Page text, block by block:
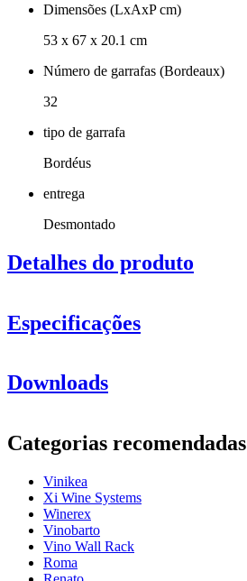
Dimensões (LxAxP cm)
53 x 67 x 20.1 cm
Número de garrafas (Bordeaux)
32
tipo de garrafa
Bordéus
entrega
Desmontado
Detalhes do produto
Especificações
Número do produto
entregaDesmontado
acabamento
ModularNão
Garrafas
Número de garrafas (Bordeaux)
Downloads
Categorias recomendadas
Vinikea
Xi Wine Systems
Winerex
Vinobarto
Vino Wall Rack
Roma